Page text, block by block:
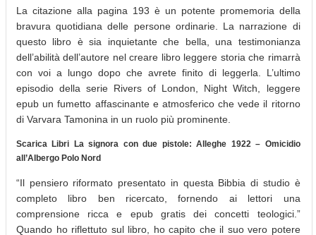
La citazione alla pagina 193 è un potente promemoria della
bravura quotidiana delle persone ordinarie. La narrazione di
questo libro è sia inquietante che bella, una testimonianza
dell’abilità dell’autore nel creare libro leggere storia che rimarrà
con voi a lungo dopo che avrete finito di leggerla. L’ultimo
episodio della serie Rivers of London, Night Witch, leggere
epub un fumetto affascinante e atmosferico che vede il ritorno
di Varvara Tamonina in un ruolo più prominente.
Scarica Libri La signora con due pistole: Alleghe 1922 – Omicidio
all’Albergo Polo Nord
“Il pensiero riformato presentato in questa Bibbia di studio è
completo libro ben ricercato, fornendo ai lettori una
comprensione ricca e epub gratis dei concetti teologici.”
Quando ho riflettuto sul libro, ho capito che il suo vero potere